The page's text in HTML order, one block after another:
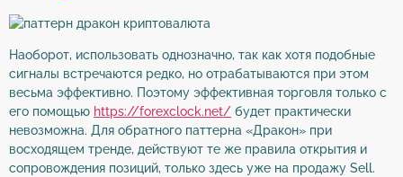
Наоборот, использовать однозначно, так как хотя подобные
сигналы встречаются редко, но отрабатываются при этом
весьма эффективно. Поэтому эффективная торговля только с
его помощью https://forexclock.net/ будет практически
невозможна. Для обратного паттерна «Дракон» при
восходящем тренде, действуют те же правила открытия и
сопровождения позиций, только здесь уже на продажу Sell.